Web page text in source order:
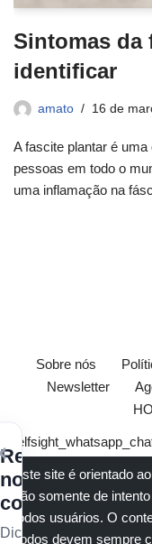
Sintomas da
identificar
amato 16 de
A fascite plantar é
pessoas em todo o
uma inflamação na
Sobre nós
Newsletter
Este site é orientado
são somente de
todos usuários. O
Todos devem sempre
Receba
nossos
conteúdos
Dicas